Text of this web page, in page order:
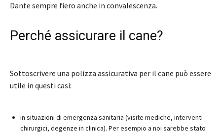
Dante sempre fiero anche in convalescenza.
Perché assicurare il cane?
Sottoscrivere una polizza assicurativa per il cane può essere
utile in questi casi:
in situazioni di emergenza sanitaria (visite mediche, interventi
chirurgici, degenze in clinica). Per esempio a noi sarebbe stato